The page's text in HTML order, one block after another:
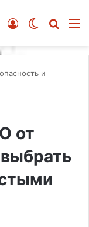
Switch skin
Войти
и
от